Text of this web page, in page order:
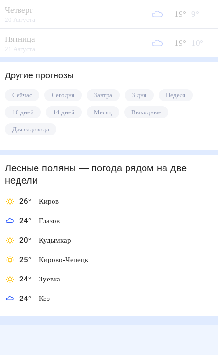
Четверг
20 Августа
19° 9°
Пятница
21 Августа
19° 10°
Другие прогнозы
Сейчас Сегодня Завтра 3 дня Неделя
10 дней 14 дней Месяц Выходные
Для садовода
Лесные поляны— погода рядомна две
недели
26° Киров
24° Глазов
20° Кудымкар
25° Кирово-Чепецк
24° Зуевка
24° Кез